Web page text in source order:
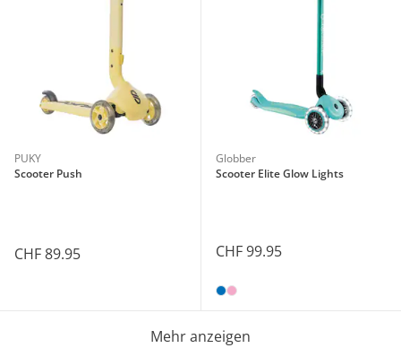
PUKY
Scooter Push
CHF 89.95
Globber
Scooter Elite Glow Lights
CHF 99.95
Mehr anzeigen